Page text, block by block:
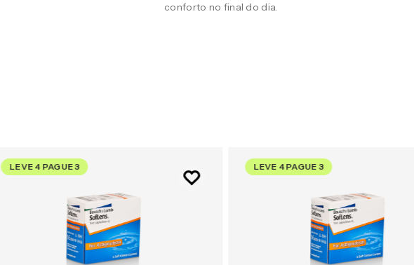
conforto no final do dia.
LEVE 4 PAGUE 3 LEVE 4 PAGUE 3